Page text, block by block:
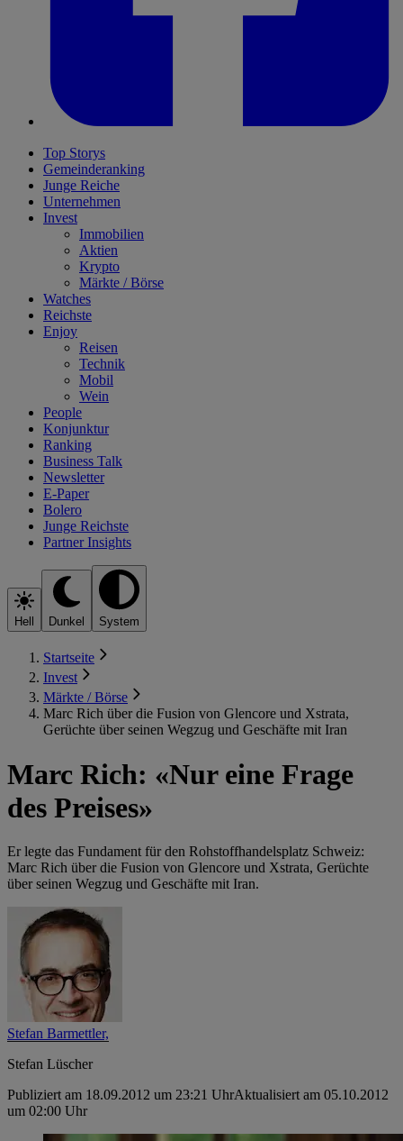
Top Storys
Gemeinderanking
Junge Reiche
Unternehmen
Invest
Immobilien
Aktien
Krypto
Märkte / Börse
Watches
Reichste
Enjoy
Reisen
Technik
Mobil
Wein
People
Konjunktur
Ranking
Business Talk
Newsletter
E-Paper
Bolero
Junge Reichste
Partner Insights
Hell Dunkel System
Startseite
Invest
Märkte / Börse
Marc Rich über die Fusion von Glencore und Xstrata,
Gerüchte über seinen Wegzug und Geschäfte mit Iran
Marc Rich: «Nur eine Frage
des Preises»
Er legte das Fundament für den Rohstoffhandelsplatz Schweiz:
Marc Rich über die Fusion von Glencore und Xstrata, Gerüchte
über seinen Wegzug und Geschäfte mit Iran.
Stefan Barmettler,
Stefan Lüscher
Publiziert am 18.09.2012 um 23:21 UhrAktualisiert am 05.10.2012
um 02:00 Uhr